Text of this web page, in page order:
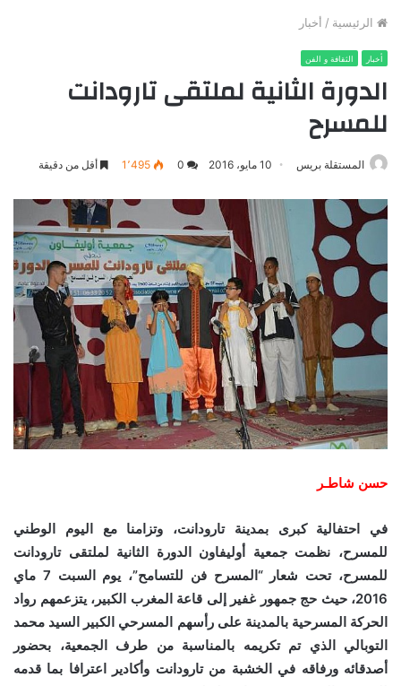
الرئيسية / أخبار
أخبار الثقافة و الفن
الدورة الثانية لملتقى تارودانت
للمسرح
المستقلة بريس 10 مايو، 2016 0 1٬495 أقل من دقيقة
حسن شاطـر
في احتفالية كبرى بمدينة تارودانت، وتزامنا مع اليوم الوطني
للمسرح، نظمت جمعية أوليفاون الدورة الثانية لملتقى تارودانت
للمسرح، تحت شعار “المسرح فن للتسامح”، يوم السبت 7 ماي
2016، حيث حج جمهور غفير إلى قاعة المغرب الكبير، يتزعمهم رواد
الحركة المسرحية بالمدينة على رأسهم المسرحي الكبير السيد محمد
التوبالي الذي تم تكريمه بالمناسبة من طرف الجمعية، بحضور
أصدقائه ورفاقه في الخشبة من تارودانت وأكادير اعترافا بما قدمه